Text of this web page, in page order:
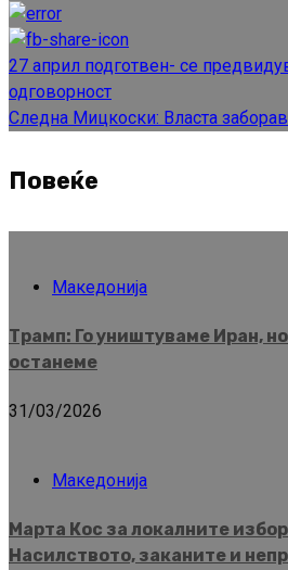
Reading
27 април подготвен- се
одговорност
Следна Мицкоски: Власта
Повеќе
Македонија
Трамп: Го уништуваме Иран,
останеме
31/03/2026
Македонија
Марта Кос за локалните
Насилството, заканите и